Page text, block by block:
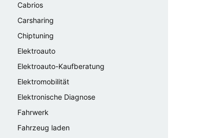
Cabrios
Carsharing
Chiptuning
Elektroauto
Elektroauto-Kaufberatung
Elektromobilität
Elektronische Diagnose
Fahrwerk
Fahrzeug laden